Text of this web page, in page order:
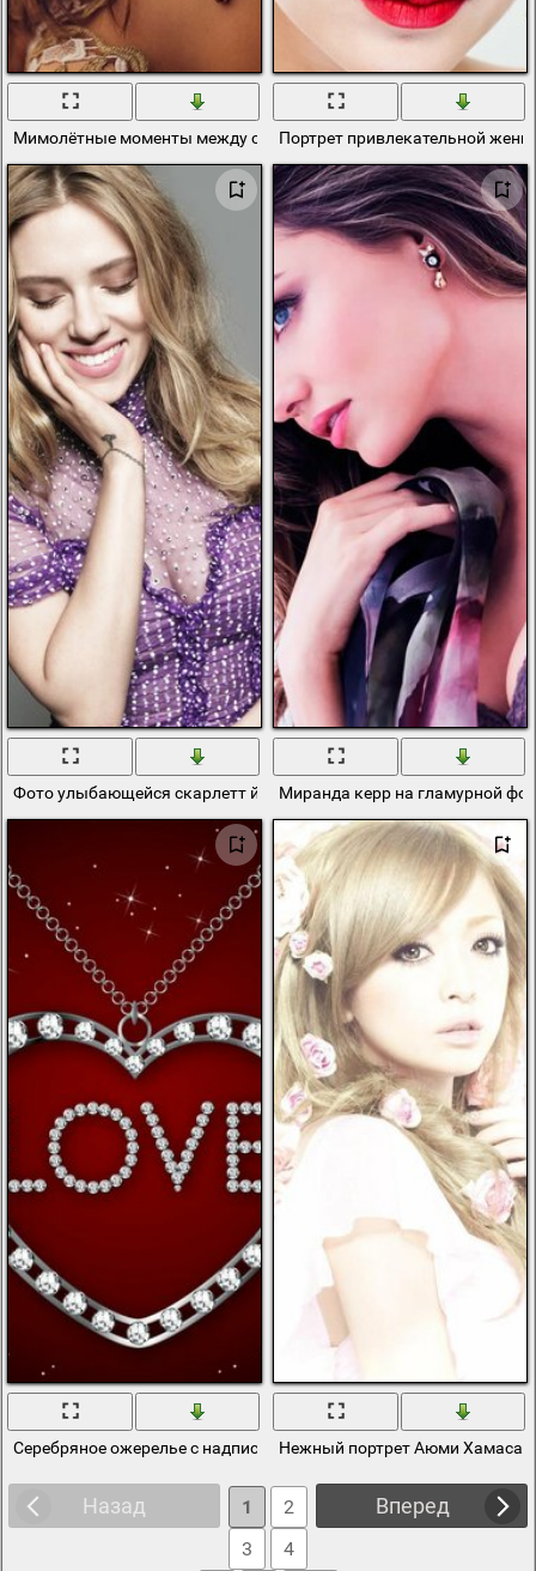
Мимолётные моменты между съемокПортрет привлекательной
Фото улыбающейся скарлетт йоханссон в сиреневом
Миранда керр на гламурной
Серебряное ожерелье с надписью Любовь в алмазах
Нежный портрет Аюми
Назад Вперед
1
2
3
4